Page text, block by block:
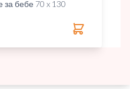
за бебе 70 x 130